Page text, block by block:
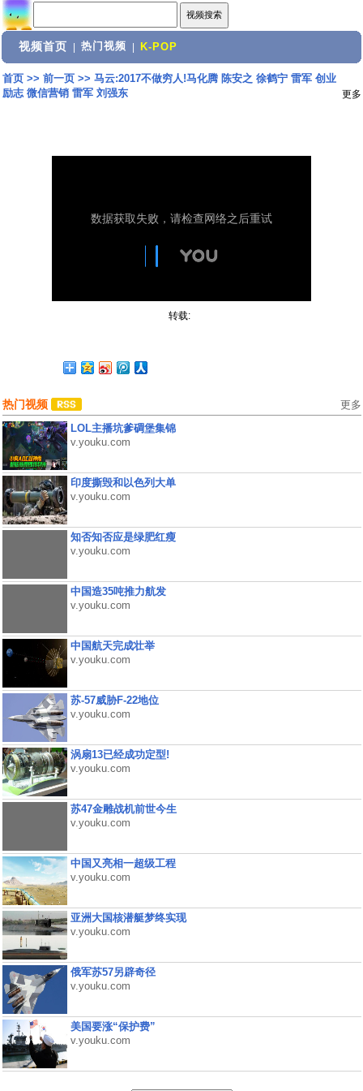
视频首页 热门视频 K-POP
首页>> 前一页>> 马云:2017不做穷人!马化腾 陈安之 徐鹤宁 雷军 创业
励志 微信营销 雷军 刘强东
更多
转载:
热门视频 更多
LOL主播坑爹碉堡集锦
v.youku.com
印度撕毁和以色列大单
v.youku.com
知否知否应是绿肥红瘦
v.youku.com
中国造35吨推力航发
v.youku.com
中国航天完成壮举
v.youku.com
苏-57威胁F-22地位
v.youku.com
涡扇13已经成功定型!
v.youku.com
苏47金雕战机前世今生
v.youku.com
中国又亮相一超级工程
v.youku.com
亚洲大国核潜艇梦终实现
v.youku.com
俄军苏57另辟奇径
v.youku.com
美国要涨“保护费”
v.youku.com